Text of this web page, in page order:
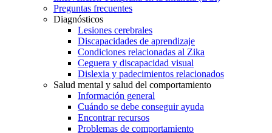
Preguntas frecuentes
Diagnósticos
Lesiones cerebrales
Discapacidades de aprendizaje
Condiciones relacionadas al Zika
Ceguera y discapacidad visual
Dislexia y padecimientos relacionados
Salud mental y salud del comportamiento
Información general
Cuándo se debe conseguir ayuda
Encontrar recursos
Problemas de comportamiento